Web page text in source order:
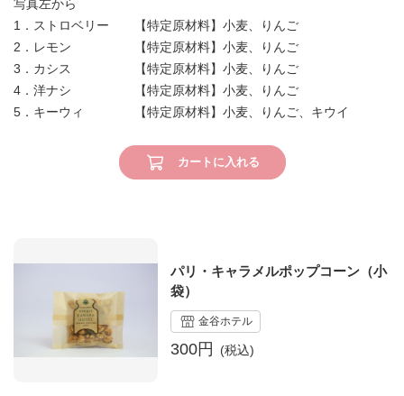
写真左から
1．ストロベリー 【特定原材料】小麦、りんご
2．レモン 【特定原材料】小麦、りんご
3．カシス 【特定原材料】小麦、りんご
4．洋ナシ 【特定原材料】小麦、りんご
5．キーウィ 【特定原材料】小麦、りんご、キウイ
カートに入れる
パリ・キャラメルポップコーン（小
袋）
金谷ホテル
300円